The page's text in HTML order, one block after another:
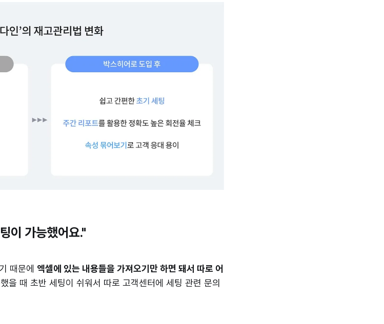
이 가능했어요."
때문에 엑셀에 있는 내용들을 가져오기만 하면 돼서 따로 어
을 때 초반 세팅이 쉬워서 따로 고객센터에 세팅 관련 문의